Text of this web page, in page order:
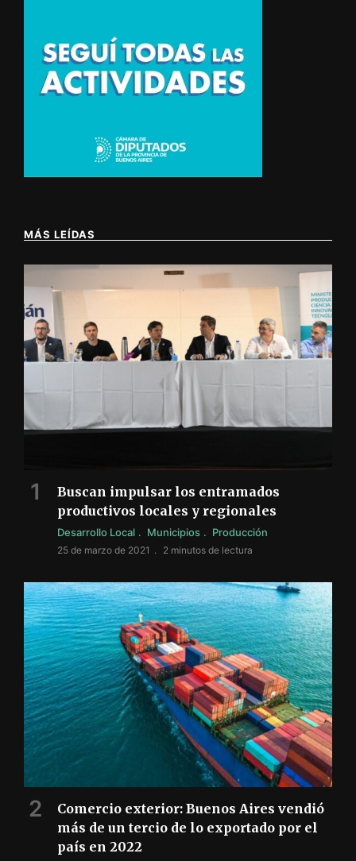
MÁS LEÍDAS
Buscan impulsar los entramados
productivos locales y regionales
Desarrollo Local Municipios Producción
25 de marzo de 2021 2 minutos de lectura
Comercio exterior: Buenos Aires vendió
más de un tercio de lo exportado por el
país en 2022